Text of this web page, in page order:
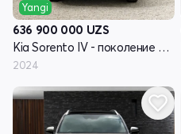
Yangi
636 900 000 UZS
Kia Sorento IV - поколение рестайлинг
2024